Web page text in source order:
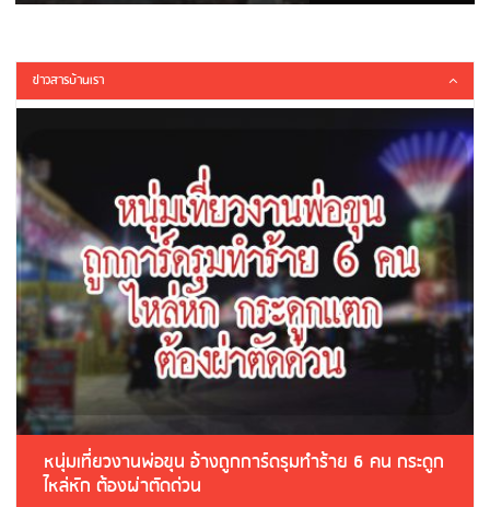
ข่าวสารบ้านเรา
หนุ่มเที่ยวงานพ่อขุน อ้างถูกการ์ดรุมทำร้าย 6 คน กระดูก
ไหล่หัก ต้องผ่าตัดด่วน